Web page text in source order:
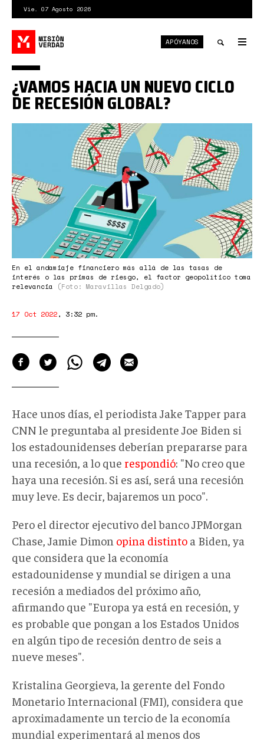
contenido
principal
Vie. 07 Agosto 2026
search
APÓYANOS
En el andamiaje financiero más allá de las tasas de
interés o las primas de riesgo, el factor geopolítico toma
relevancia
(Foto: Maravillas Delgado)
¿VAMOS HACIA UN NUEVO CICLO
DE RECESIÓN GLOBAL?
17 Oct 2022, 3:32 pm.
Hace unos días, el periodista Jake Tapper para
CNN le preguntaba al presidente Joe Biden si
los estadounidenses deberían prepararse para
una recesión, a lo que respondió: "No creo que
haya una recesión. Si es así, será una recesión
muy leve. Es decir, bajaremos un poco".
Pero el director ejecutivo del bancoJPMorgan
Chase, Jamie Dimon opina distinto a Biden, ya
que considera que la economía
estadounidense y mundial se dirigen a una
recesión a mediados del próximo año,
afirmando que "Europa ya está en recesión, y
es probable que pongan a los Estados Unidos
en algún tipo de recesión dentro de seis a
nueve meses".
Kristalina Georgieva, la gerente del Fondo
Monetario Internacional (FMI), considera que
aproximadamente un tercio de la economía
mundial experimentará al menos dos